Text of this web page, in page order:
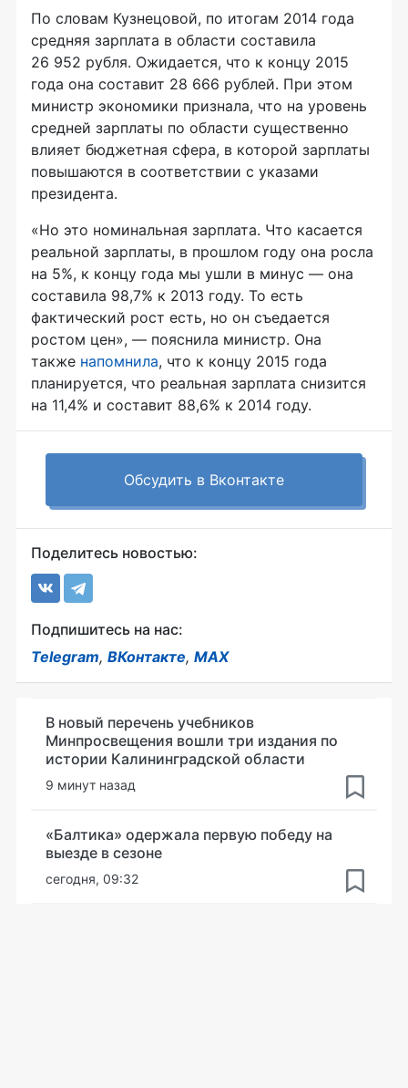
По словам Кузнецовой, по итогам 2014 года
средняя зарплата в области составила
26 952 рубля. Ожидается, что к концу 2015
года она составит 28 666 рублей. При этом
министр экономики признала, что на уровень
средней зарплаты по области существенно
влияет бюджетная сфера, в которой зарплаты
повышаются в соответствии с указами
президента.
«Но это номинальная зарплата. Что касается
реальной зарплаты, в прошлом году она росла
на 5%, к концу года мы ушли в минус — она
составила 98,7% к 2013 году. То есть
фактический рост есть, но он съедается
ростом цен», — пояснила министр. Она
также напомнила, что к концу 2015 года
планируется, что реальная зарплата снизится
на 11,4% и составит 88,6% к 2014 году.
Обсудить в Вконтакте
Поделитесь новостью:
Подпишитесь на нас:
Telegram, ВКонтакте, MAX
В новый перечень учебников
Минпросвещения вошли три издания по
истории Калининградской области
9 минут назад
«Балтика» одержала первую победу на
выезде в сезоне
сегодня, 09:32